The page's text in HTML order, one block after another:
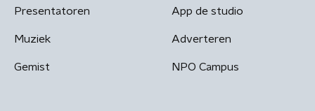
Presentatoren
Muziek
Gemist
App de studio
Adverteren
NPO Campus